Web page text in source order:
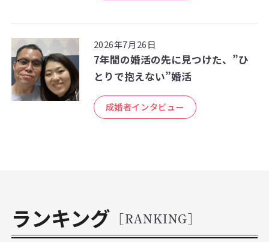
2026年7月26日
7年間の婚活の先に見つけた、”ひ
とりで抱えない”婚活
成婚者インタビュー
ランキング [RANKING]